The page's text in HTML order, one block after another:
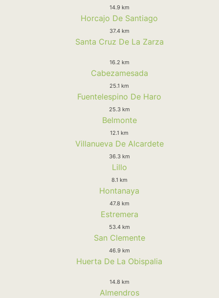
14.9 km
Horcajo De Santiago
37.4 km
Santa Cruz De La Zarza
16.2 km
Cabezamesada
25.1 km
Fuentelespino De Haro
25.3 km
Belmonte
12.1 km
Villanueva De Alcardete
36.3 km
Lillo
8.1 km
Hontanaya
47.8 km
Estremera
53.4 km
San Clemente
46.9 km
Huerta De La Obispalia
14.8 km
Almendros